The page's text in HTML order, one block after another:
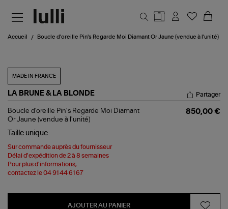
Accueil Boucle d'oreille Pin's Regarde Moi Diamant Or Jaune (vendue à l'unité)
MADE IN FRANCE
LA BRUNE & LA BLONDE
Boucle
d'oreille
Regarde
Diamant
Or
Jaune
(vendue
Partager
Boucle d'oreille Pin's Regarde Moi Diamant
Or Jaune (vendue à l'unité)
850,00 €
Taille unique
Sur commande auprès du fournisseur
Délai d'expédition de 2 à 8 semaines
Pour plus d'informations,
contactez le 04 91 44 61 67
AJOUTER AU PANIER